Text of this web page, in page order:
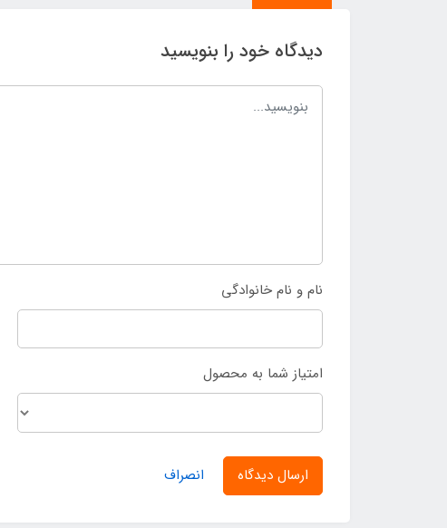
دیدگاه خود را بنویسید
نام و نام خانوادگی
امتیاز شما به محصول
ارسال دیدگاه انصراف